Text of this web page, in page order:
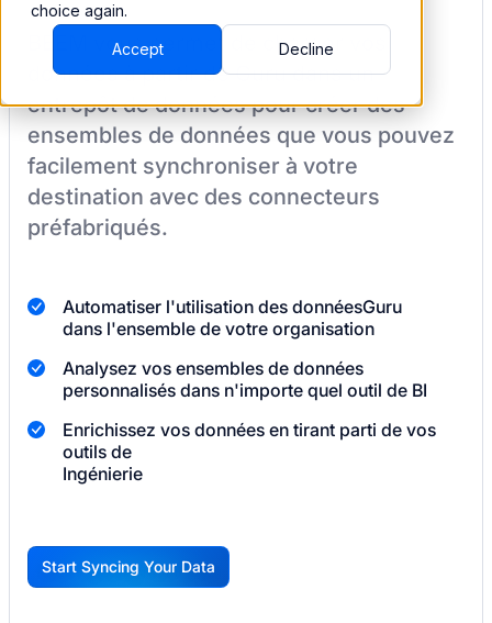
choice again.
Accept Decline
BEEM vous permet de charger vos
données à partir deGurudans un
entrepôt de données pour créer des
ensembles de données que vous pouvez
facilement synchroniser à votre
destination avec des connecteurs
préfabriqués.
Automatiser l'utilisation des donnéesGuru
dans l'ensemble de votre organisation
Analysez vos ensembles de données
personnalisés dans n'importe quel outil de BI
Enrichissez vos données en tirant parti de vos
outils de
Ingénierie
G
Start Syncing Your Data